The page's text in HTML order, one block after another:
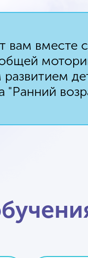
вместе
"Ранний